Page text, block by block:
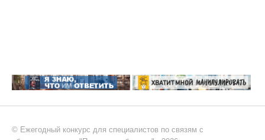
© Ежегодный конкурс для специалистов по связям с